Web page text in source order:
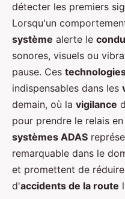
détecter les premiers
Lorsqu'un
système alerte le
sonores, visuels ou
pause. Ces
indispensables dans les
demain, où la vigilance
pour prendre le relais
systèmes ADAS
remarquable dans le
et promettent de
d'accidents de la route